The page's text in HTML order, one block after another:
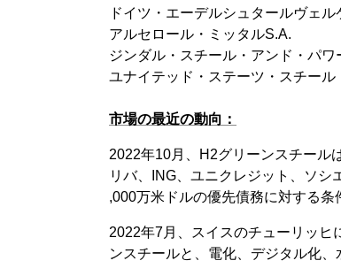
ドイツ・エーデルシュタールヴェル
アルセロール・ミッタルS.A.
ジンダル・スチール・アンド・パワ
ユナイテッド・ステーツ・スチール
市場の最近の動向：
2022年10月、H2グリーンスチール
リバ、ING、ユニクレジット、ソ
,000万米ドルの優先債務に対する条
2022年7月、スイスのチューリッヒ
ンスチールと、電化、デジタル化